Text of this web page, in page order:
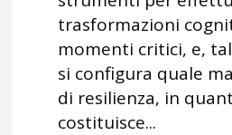
trasformazioni
momenti critici, e,
si configura quale
di resilienza, in
costituisce...